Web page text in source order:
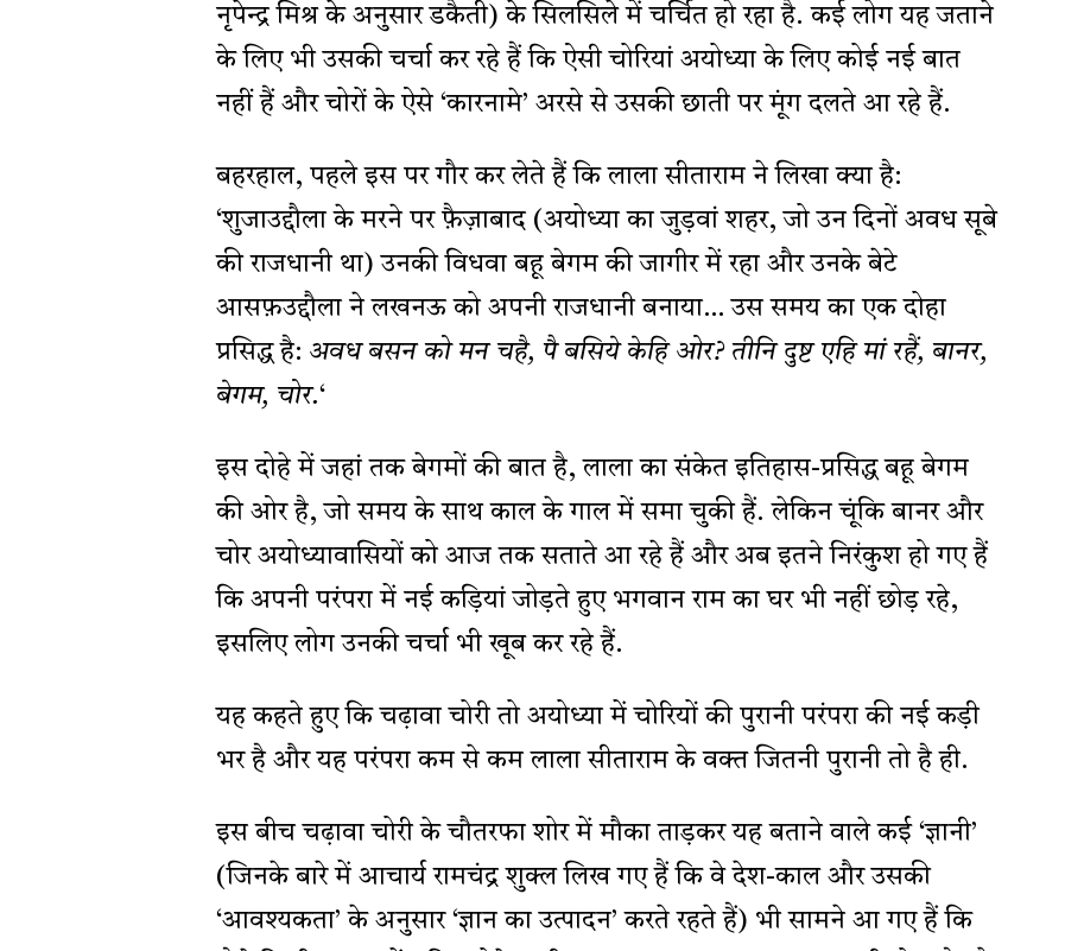
नृपेन्द्र मिश्र के अनुसार डकैती) के सिलसिले में चर्चित हो रहा है. कई लोग यह जताने
के लिए भी उसकी चर्चा कर रहे हैं कि ऐसी चोरियां अयोध्या के लिए कोई नई बात
नहीं हैं और चोरों के ऐसे ‘कारनामे’ अरसे से उसकी छाती पर मूंग दलते आ रहे हैं.
बहरहाल, पहले इस पर गौर कर लेते हैं कि लाला सीताराम ने लिखा क्या है:
‘शुजाउद्दौला के मरने पर फै़ज़ाबाद (अयोध्या का जुड़वां शहर, जो उन दिनों अवध सूबे
की राजधानी था) उनकी विधवा बहू बेगम की जागीर में रहा और उनके बेटे
आसफ़उद्दौला ने लखनऊ को अपनी राजधानी बनाया… उस समय का एक दोहा
प्रसिद्ध है: अवध बसन को मन चहै, पै बसिये केहि ओर? तीनि दुष्ट एहि मां रहैं, बानर,
बेगम, चोर.‘
इस दोहे में जहां तक बेगमों की बात है, लाला का संकेत इतिहास-प्रसिद्ध बहू बेगम
की ओर है, जो समय के साथ काल के गाल में समा चुकी हैं. लेकिन चूंकि बानर और
चोर अयोध्यावासियों को आज तक सताते आ रहे हैं और अब इतने निरंकुश हो गए हैं
कि अपनी परंपरा में नई कड़ियां जोड़ते हुए भगवान राम का घर भी नहीं छोड़ रहे,
इसलिए लोग उनकी चर्चा भी खूब कर रहे हैं.
यह कहते हुए कि चढ़ावा चोरी तो अयोध्या में चोरियों की पुरानी परंपरा की नई कड़ी
भर है और यह परंपरा कम से कम लाला सीताराम के वक्त जितनी पुरानी तो है ही.
इस बीच चढ़ावा चोरी के चौतरफा शोर में मौका ताड़कर यह बताने वाले कई ‘ज्ञानी’
(जिनके बारे में आचार्य रामचंद्र शुक्ल लिख गए हैं कि वे देश-काल और उसकी
‘आवश्यकता’ के अनुसार ‘ज्ञान का उत्पादन’ करते रहते हैं) भी सामने आ गए हैं कि